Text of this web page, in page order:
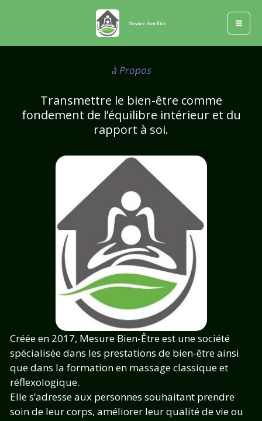
Mesure Bien Être
à Propos
Transmettre le bien-être comme
fondement de l’équilibre intérieur et du
rapport à soi.
Créée en 2017, Mesure Bien-Être est une société
spécialisée dans les prestations de bien-être ainsi
que dans la formation en massage classique et
réflexologique.
Elle s’adresse aux personnes souhaitant prendre
soin de leur corps, améliorer leur qualité de vie ou